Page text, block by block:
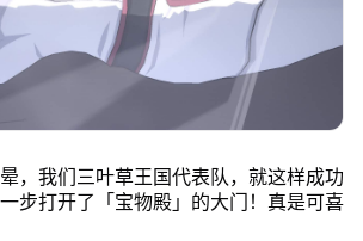
，我们三叶草王国代表队，就这样成功
步打开了「宝物殿」的大门！真是可喜